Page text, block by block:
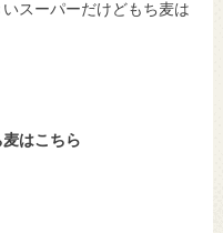
スーパーだけどもち麦は
はこちら